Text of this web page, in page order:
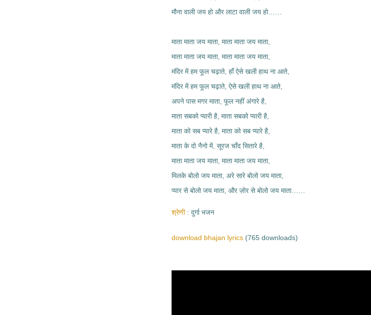
मौना वाली जय हो और लाटा वाली जय हो……
माता माता जय माता, माता माता जय माता,
माता माता जय माता, माता माता जय माता,
मंदिर में हम फूल चढ़ाते, हाँ ऐसे खली हाथ ना आते,
मंदिर में हम फूल चढ़ाते, ऐसे खली हाथ ना आते,
अपने पास मगर माता, फूल नहीं अंगारे है,
माता सबको प्यारी है, माता सबको प्यारी है,
माता को सब प्यारे है, माता को सब प्यारे है,
माता के दो नैनो में, सूरज चाँद सितारे है,
माता माता जय माता, माता माता जय माता,
मिलके बोलो जय माता, अरे सारे बोलो जय माता,
प्यार से बोलो जय माता, और ज़ोर से बोलो जय माता……
श्रेणी दुर्गा भजन
download bhajan lyrics (765 downloads)